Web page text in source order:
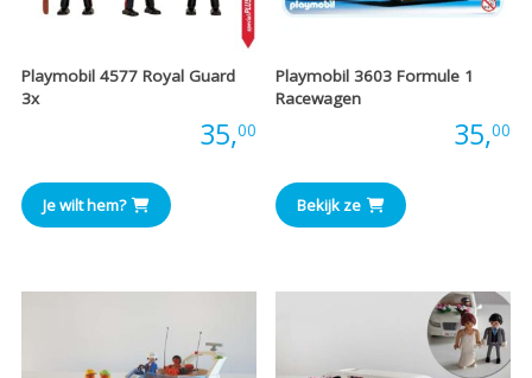
Playmobil 4577 Royal Guard
3x
35,00
Je wilt hem?
Playmobil 3603 Formule 1
Racewagen
35,00
Bekijk ze